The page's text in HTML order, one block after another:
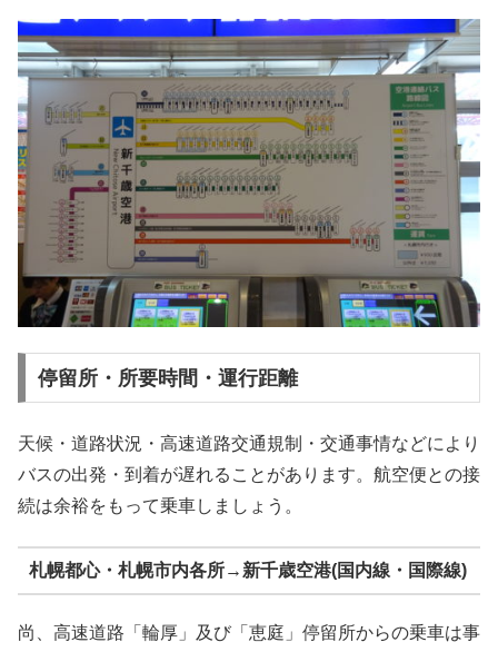
停留所・所要時間・運行距離
天候・道路状況・高速道路交通規制・交通事情などにより
バスの出発・到着が遅れることがあります。航空便との接
続は余裕をもって乗車しましょう。
札幌都心・札幌市内各所→新千歳空港(国内線・国際線)
尚、高速道路「輪厚」及び「恵庭」停留所からの乗車は事